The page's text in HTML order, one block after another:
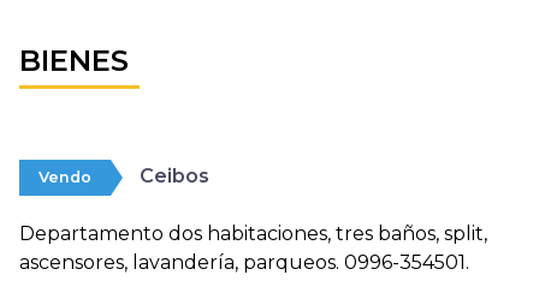
BIENES
Vendo Ceibos
Departamento dos habitaciones, tres baños, split,
ascensores, lavandería, parqueos. 0996-354501.